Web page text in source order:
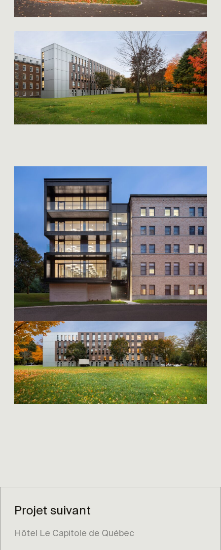
Projet suivant
Hôtel Le Capitole de Québec